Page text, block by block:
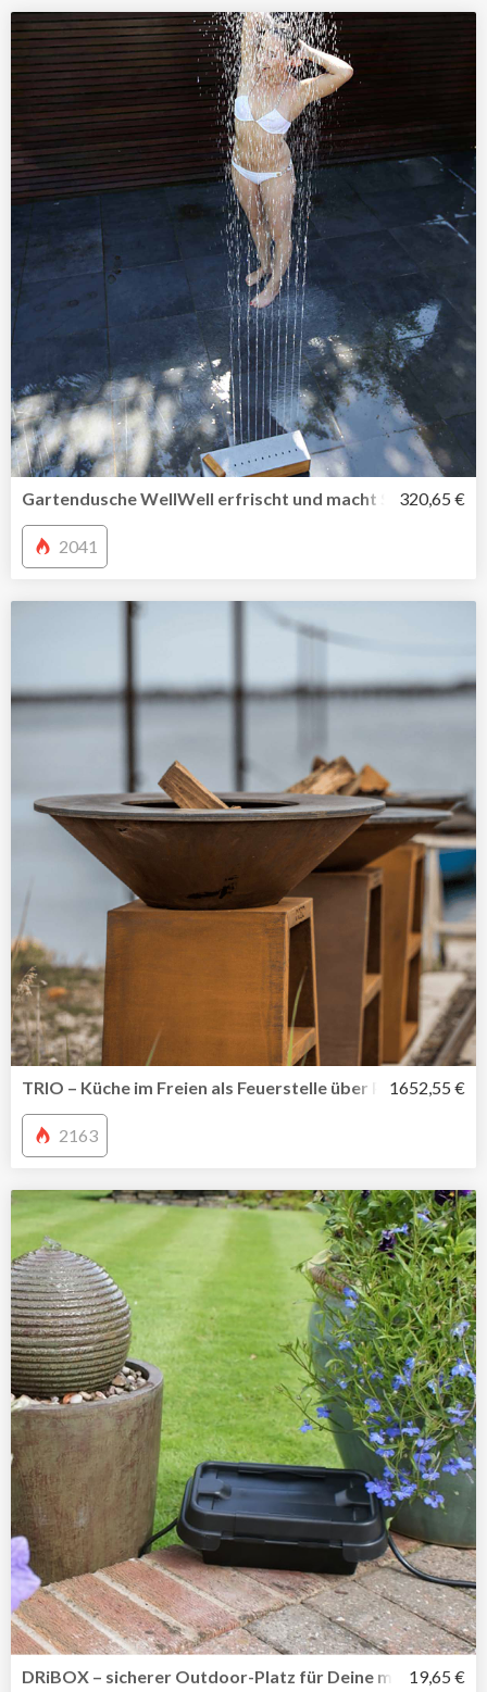
Gartendusche WellWell erfrischt und macht Spaß320,65 €
2041
TRIO – Küche im Freien als Feuerstelle über Plancha bis
1652,55 €
2163
DRiBOX – sicherer Outdoor-Platz für Deine mobile19,65 €